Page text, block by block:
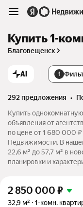
Купить 1-
Благовещенск
AI 1
292 предложения •
Купить
объявления от
по цене от 1 680 000
Недвижимости. В
22,6 м² до 57,7 м² в
планировки и
2 850 000 ₽
32,9 м² 1-комн.